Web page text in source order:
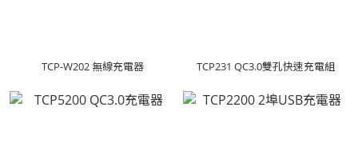
TCP-W202 無線充電器 TCP231 QC3.0雙孔快速充電組